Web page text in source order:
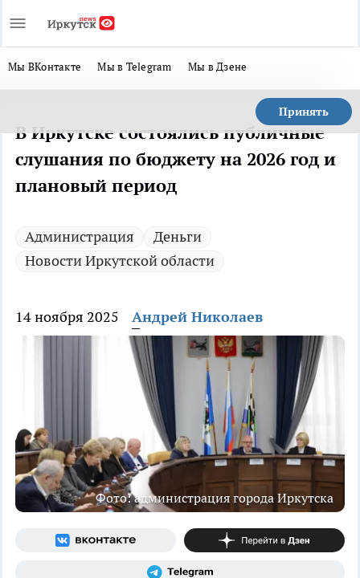
Мы ВКонтакте Мы в Telegram Мы в Дзене
Принять
В Иркутске состоялись публичные
слушания по бюджету на 2026 год и
плановый период
Администрация
Деньги
Новости Иркутской области
14 ноября 2025 Андрей Николаев
Фото: администрация города Иркутска